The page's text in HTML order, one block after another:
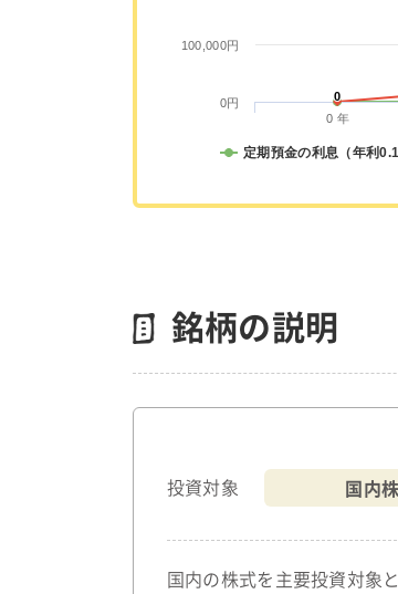
0
0
定期預金の利息（年利
0 年
0円
100,000円
銘柄の説明
投資対象 国内
国内の株式を主要投資対象